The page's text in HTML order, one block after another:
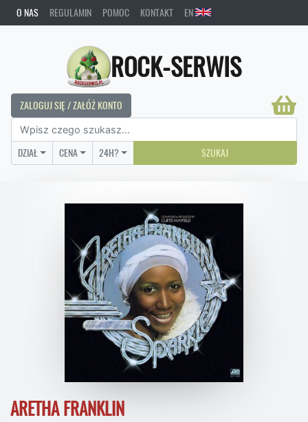
O NAS REGULAMIN POMOC KONTAKT EN
ROCK-SERWIS
ZALOGUJ SIĘ / ZAŁÓŻ KONTO
DZIAŁ CENA 24H? SZUKAJ
ARETHA FRANKLIN